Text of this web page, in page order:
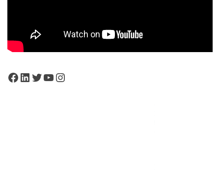
Facebook
LinkedIn
Twitter
YouTube
Instagram